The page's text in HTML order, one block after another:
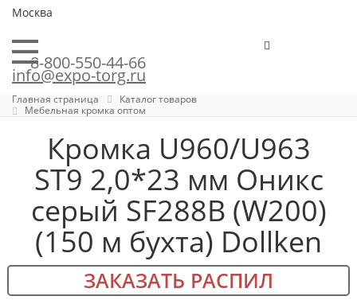
Москва
8-800-550-44-66
info@expo-torg.ru
Главная страница
Каталог товаров
Мебельная кромка оптом
Кромка U960/U963
ST9 2,0*23 мм Оникс
серый SF288B (W200)
(150 м бухта) Dollken
ЗАКАЗАТЬ РАСПИЛ